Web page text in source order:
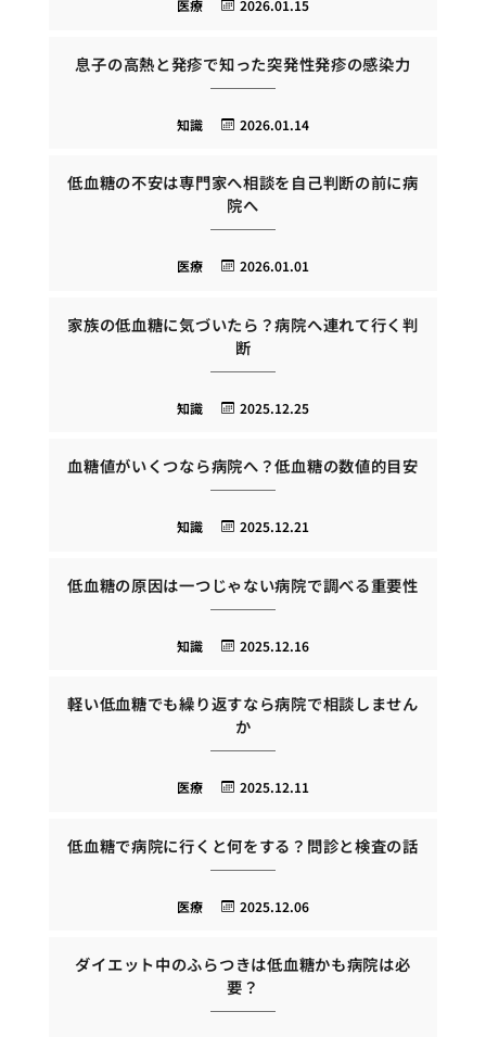
2026.01.15
医療
息子の高熱と発疹で知った突発性発疹の感染力
2026.01.14
知識
低血糖の不安は専門家へ相談を自己判断の前に病
院へ
2026.01.01
医療
家族の低血糖に気づいたら？病院へ連れて行く判
断
2025.12.25
知識
血糖値がいくつなら病院へ？低血糖の数値的目安
2025.12.21
知識
低血糖の原因は一つじゃない病院で調べる重要性
2025.12.16
知識
軽い低血糖でも繰り返すなら病院で相談しません
か
2025.12.11
医療
低血糖で病院に行くと何をする？問診と検査の話
2025.12.06
医療
ダイエット中のふらつきは低血糖かも病院は必
要？